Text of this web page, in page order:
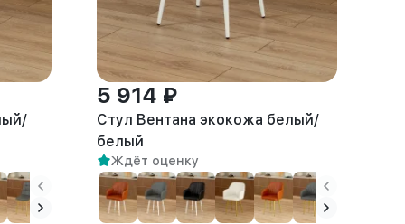
5 914 ₽
Стул Вентана экокожа белый/
белый
Ждёт оценку